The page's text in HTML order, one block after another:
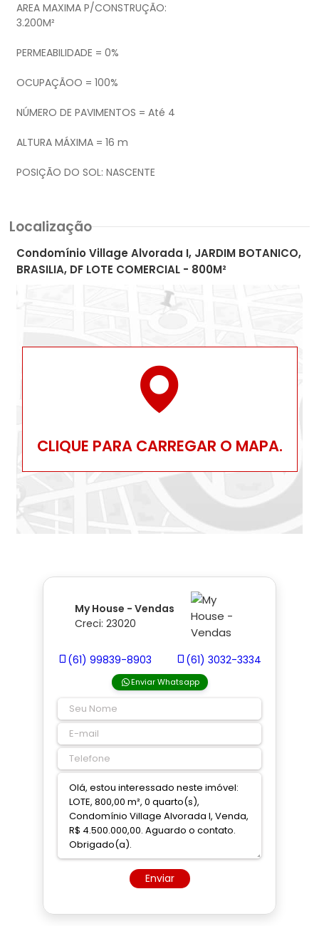
AREA MAXIMA P/CONSTRUÇÃO:
3.200M²
PERMEABILIDADE = 0%
OCUPAÇÃOO = 100%
NÚMERO DE PAVIMENTOS = Até 4
ALTURA MÁXIMA = 16 m
Localização
Condomínio Village Alvorada I, JARDIM BOTANICO,
BRASILIA, DF LOTE COMERCIAL - 800M²
CLIQUE PARA CARREGAR O MAPA.
My House - Vendas
Creci: 23020
(61) 99839-8903 (61) 3032-3334
Enviar Whatsapp
Enviar